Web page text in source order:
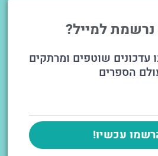
למייל?
עדכונים שוטפים ומרתקים
הספרים
עכשיו!